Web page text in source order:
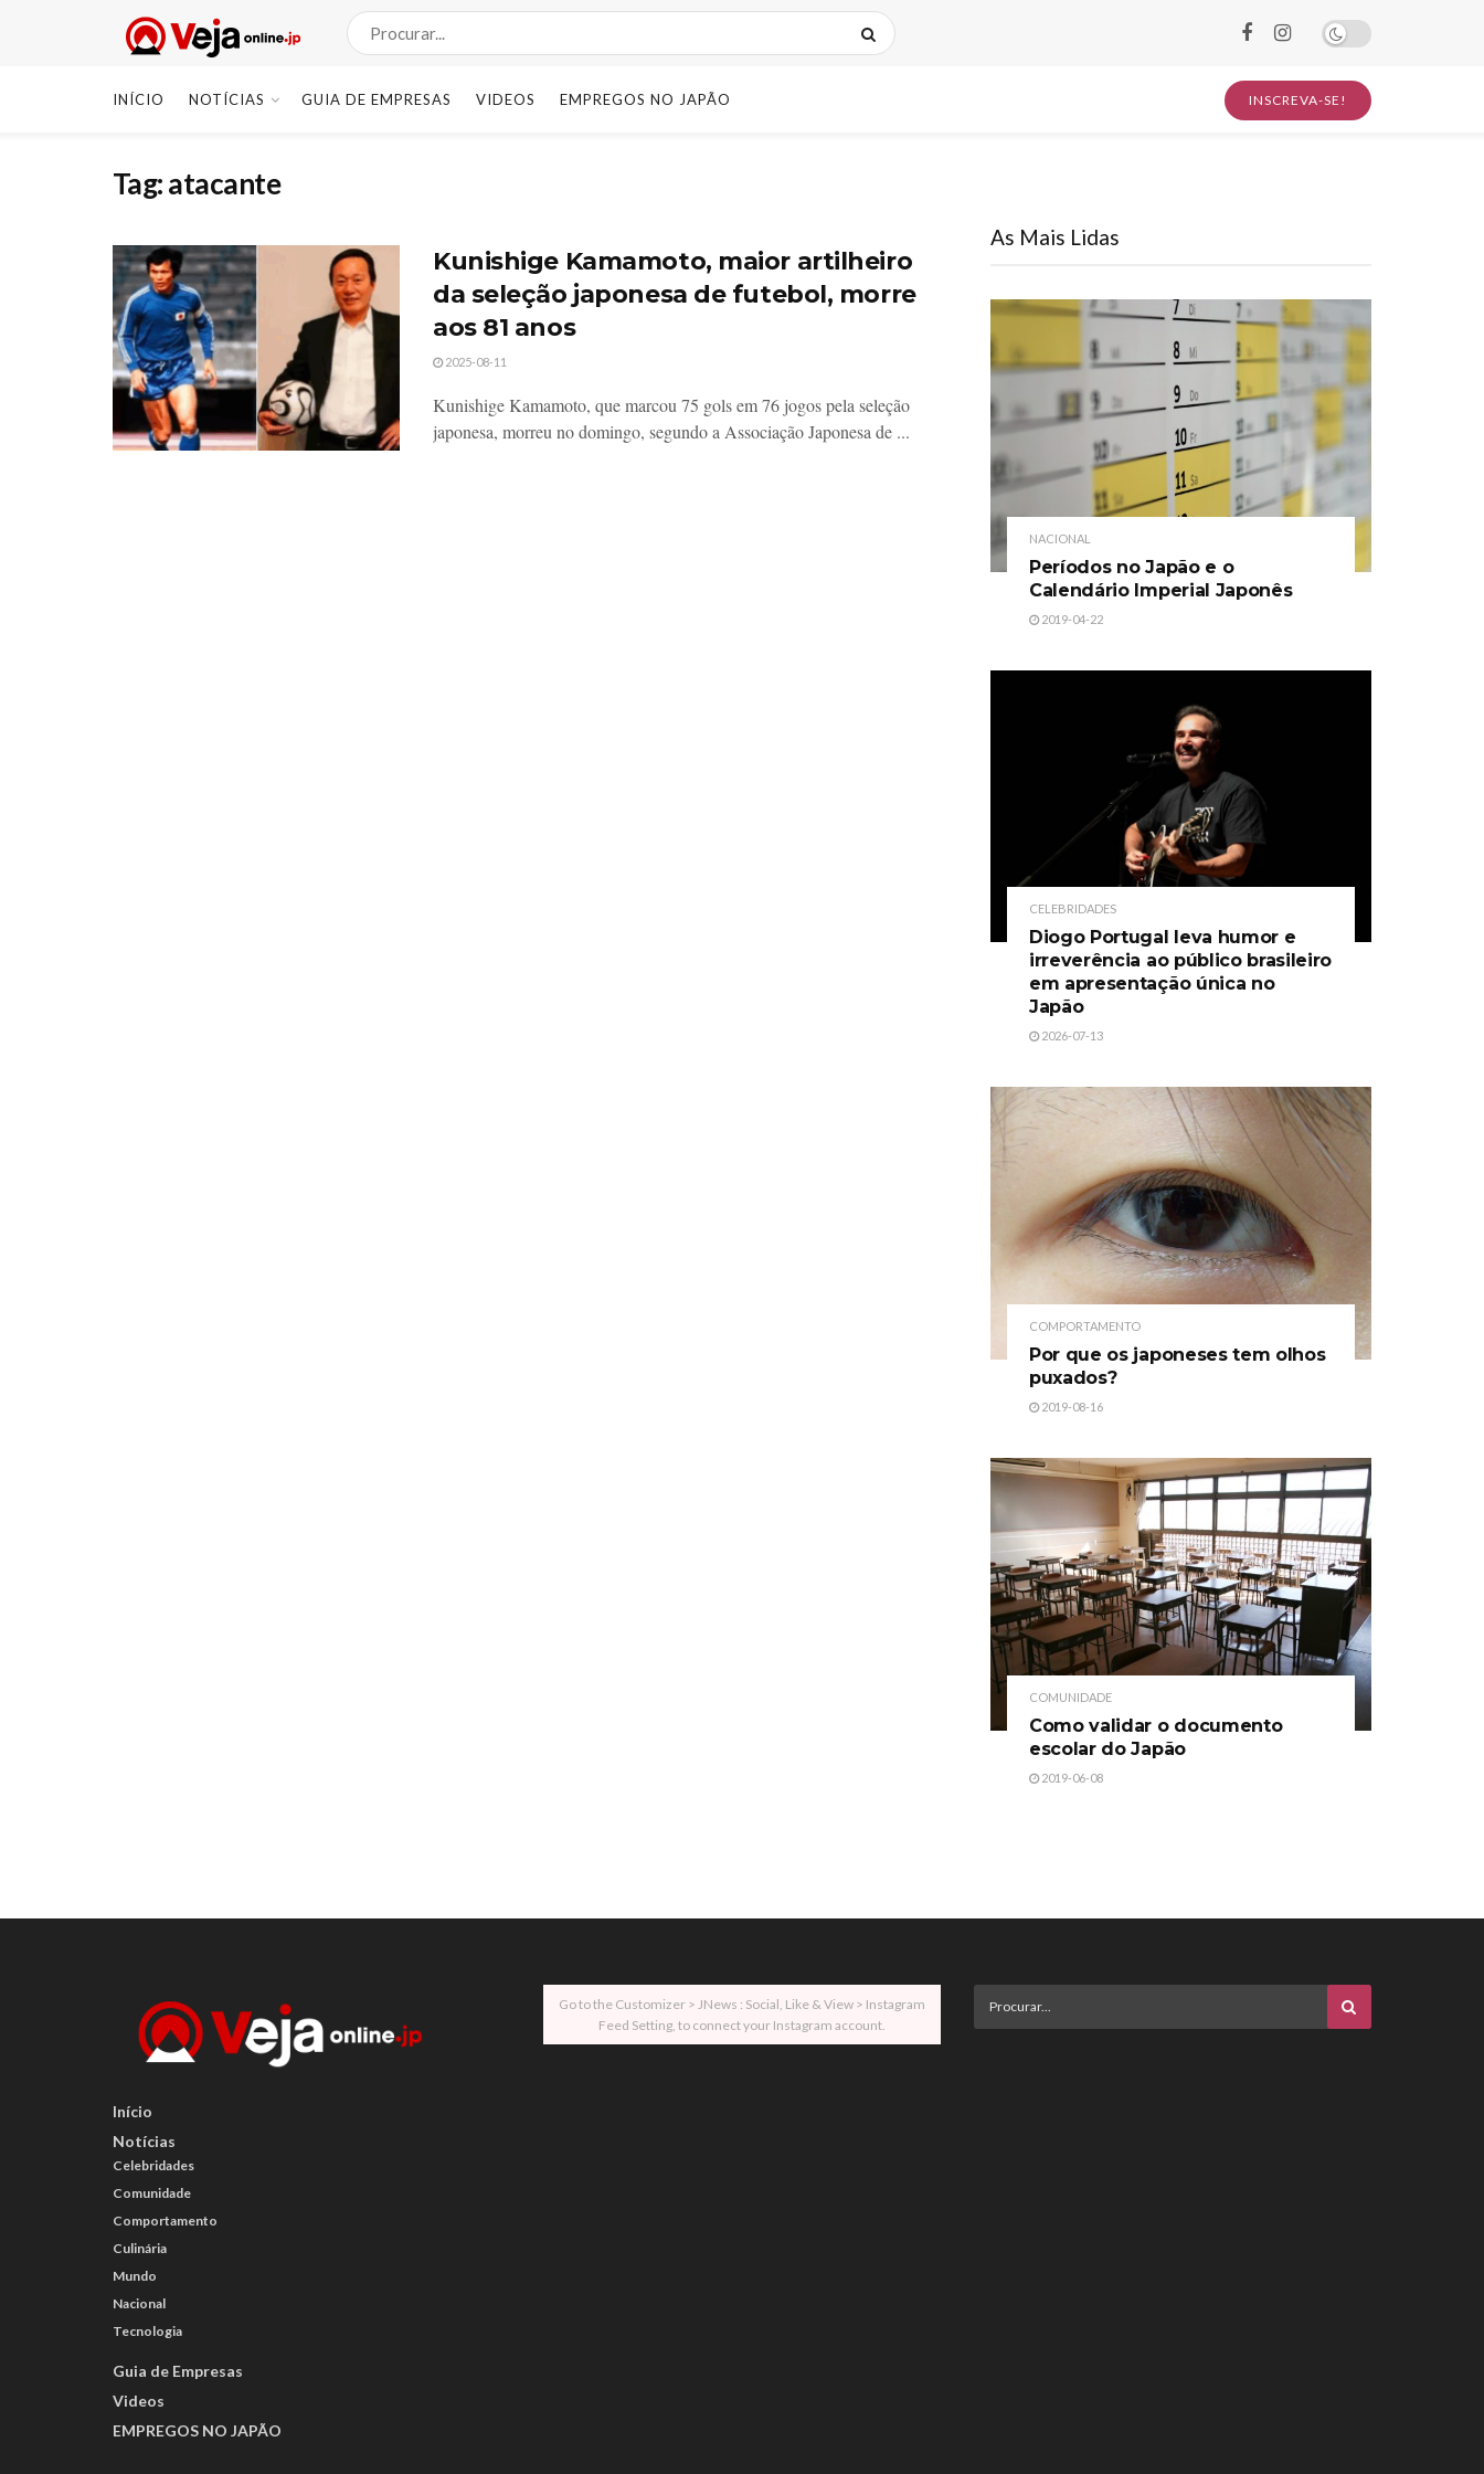
INÍCIO NOTÍCIAS GUIA DE EMPRESAS VIDEOS EMPREGOS NO JAPÃO INSCREVA-SE!
Tag:atacante
Kunishige Kamamoto, maior artilheiro
da seleção japonesa de futebol, morre
aos 81 anos
2025-08-11
Kunishige Kamamoto, que marcou 75 gols em 76 jogos pela seleção
japonesa, morreu no domingo, segundo a Associação Japonesa de ...
As Mais Lidas
NACIONAL
Períodos no Japão e o
Calendário Imperial Japonês
2019-04-22
CELEBRIDADES
Diogo Portugal leva humor e
irreverência ao público brasileiro
em apresentação única no
Japão
2026-07-13
COMPORTAMENTO
Por que os japoneses tem olhos
puxados?
2019-08-16
COMUNIDADE
Como validar o documento
escolar do Japão
2019-06-08
Início
Notícias
Celebridades
Comunidade
Comportamento
Culinária
Mundo
Nacional
Tecnologia
Guia de Empresas
Videos
EMPREGOS NO JAPÃO
Go to the Customizer > JNews : Social, Like & View > Instagram
Feed Setting, to connect your Instagram account.